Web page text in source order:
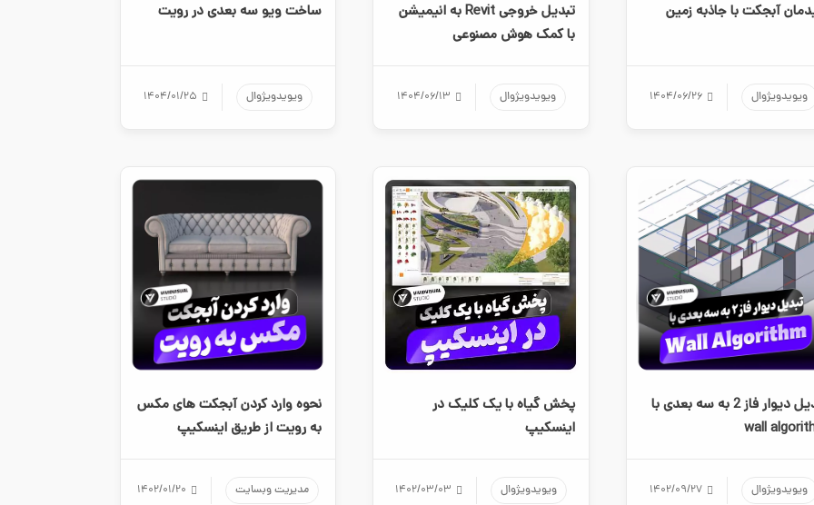
آبجکت با جاذبه زمین
ویویدویژوال ۱۴۰۴/۰۶/۲۶
تبدیل خروجی Revit به انیمیشن
با کمک هوش مصنوعی
ویویدویژوال ۱۴۰۴/۰۶/۱۳
ساخت ویو سه بعدی در رویت
ویویدویژوال ۱۴۰۴/۰۱/۲۵
تبدیل دیوار فاز 2 به سه بعدی با
wall
ویویدویژوال ۱۴۰۲/۰۹/۲۷
پخش گیاه با یک کلیک در
اینسکیپ
ویویدویژوال ۱۴۰۲/۰۳/۰۳
نحوه وارد کردن آبجکت های مکس
به رویت از طریق اینسکیپ
مدیریت وبسایت ۱۴۰۲/۰۱/۲۰